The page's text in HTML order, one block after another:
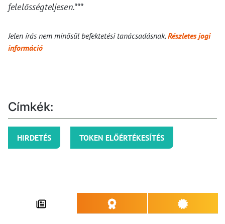
felelősségteljesen.***
Jelen írás nem minősül befektetési tanácsadásnak.Részletes jogi
információ
Címkék:
HIRDETÉS TOKEN ELŐÉRTÉKESÍTÉS